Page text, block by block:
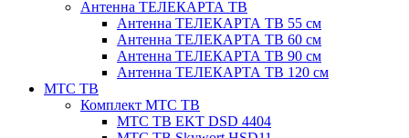
Антенна ТЕЛЕКАРТА ТВ
Антенна ТЕЛЕКАРТА ТВ 55 см
Антенна ТЕЛЕКАРТА ТВ 60 см
Антенна ТЕЛЕКАРТА ТВ 90 см
Антенна ТЕЛЕКАРТА ТВ 120 см
МТС ТВ
Комплект МТС ТВ
МТС ТВ EKT DSD 4404